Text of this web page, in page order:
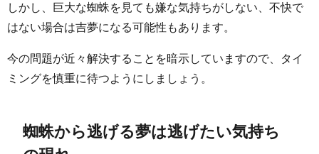
しかし、巨大な蜘蛛を見ても嫌な気持ちがしない、不快で
はない場合は吉夢になる可能性もあります。
今の問題が近々解決することを暗示していますので、タイ
ミングを慎重に待つようにしましょう。
蜘蛛から逃げる夢は逃げたい気持ち